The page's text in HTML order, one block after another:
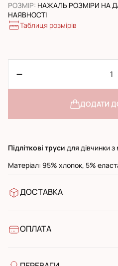
РОЗМІР: НАЖАЛЬ РОЗМІРИ НА
НАЯВНОСТІ
Таблиця розмірів
ДОДАТИ
Підліткові труси для дівчинки
Матеріал: 95% хлопок, 5%
ДОСТАВКА
УкрПошта стандарт
ОПЛАТА
Банківський переказ